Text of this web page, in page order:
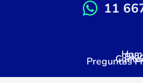
11
Preguntas